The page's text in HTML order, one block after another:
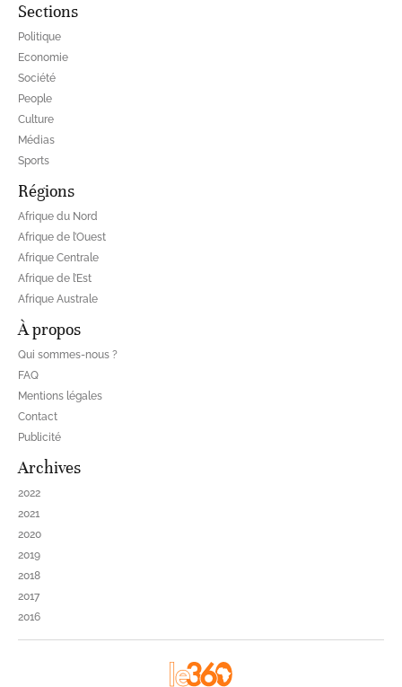
Sections
Politique
Economie
Société
People
Culture
Médias
Sports
Régions
Afrique du Nord
Afrique de l’Ouest
Afrique Centrale
Afrique de l’Est
Afrique Australe
À propos
Qui sommes-nous ?
FAQ
Mentions légales
Contact
Publicité
Archives
2022
2021
2020
2019
2018
2017
2016